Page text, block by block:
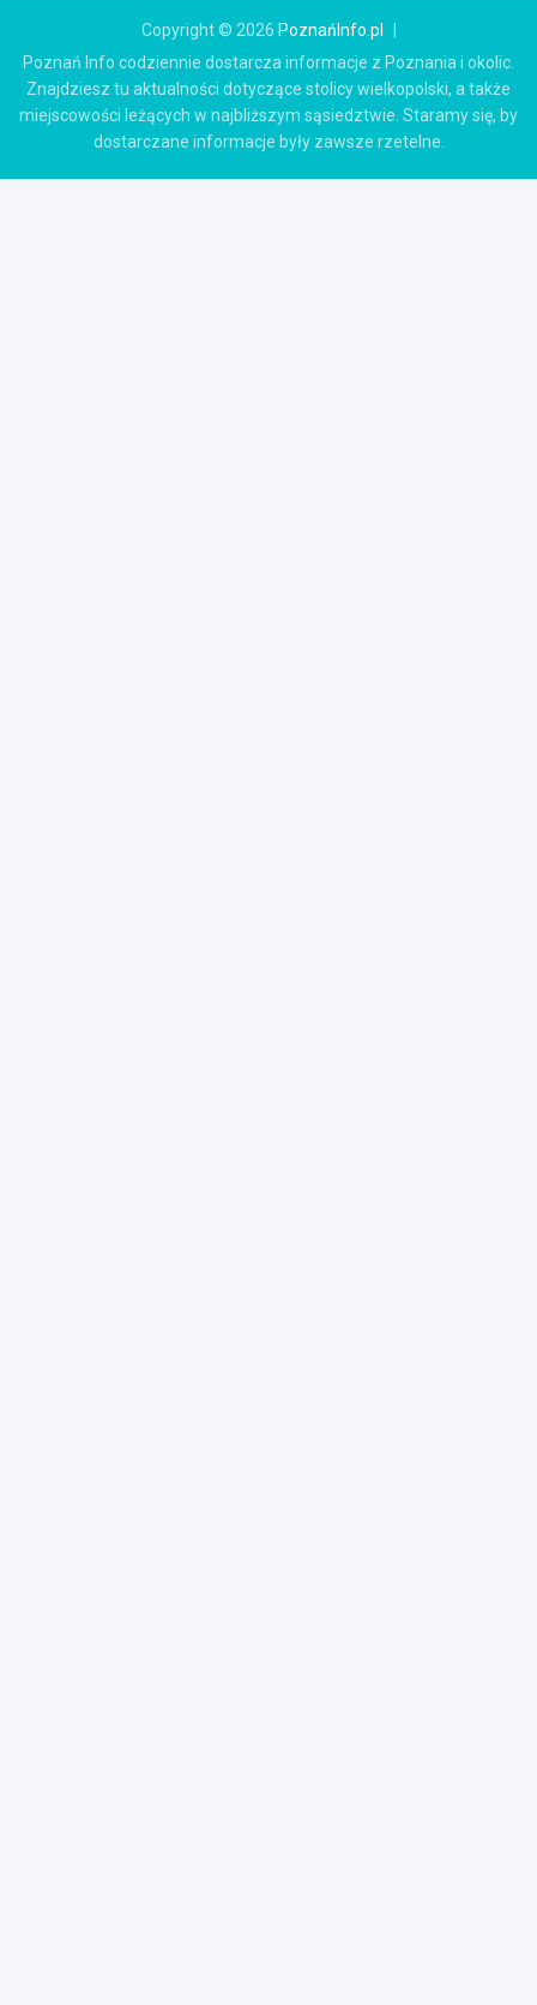
Copyright © 2026 PoznańInfo.pl
Poznań Info codziennie dostarcza informacje z Poznania i okolic.
Znajdziesz tu aktualności dotyczące stolicy wielkopolski, a także
miejscowości leżących w najbliższym sąsiedztwie. Staramy się, by
dostarczane informacje były zawsze rzetelne.